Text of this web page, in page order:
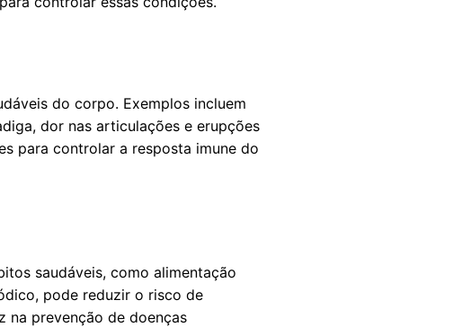
do corpo. Exemplos incluem
dor nas articulações e erupções
para controlar a resposta imune do
saudáveis, como alimentação
pode reduzir o risco de
na prevenção de doenças